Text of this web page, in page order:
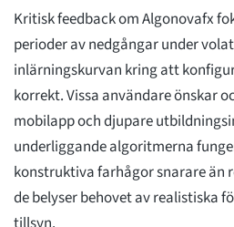
Kritisk feedback om Algonovafx
perioder av nedgångar under
inlärningskurvan kring att
korrekt. Vissa användare önskar
mobilapp och djupare
underliggande algoritmerna
konstruktiva farhågor snarare än
de belyser behovet av realistiska